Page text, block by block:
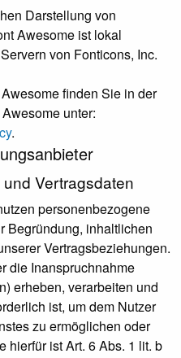
Darstellung von
Awesome ist lokal
von Fonticons, Inc.
finden Sie in der
unter:
.
Vertragsdaten
personenbezogene
Begründung, inhaltlichen
Vertragsbeziehungen.
die Inanspruchnahme
erheben, verarbeiten und
ist, um dem Nutzer
zu ermöglichen oder
hierfür ist Art. 6 Abs. 1 lit. b